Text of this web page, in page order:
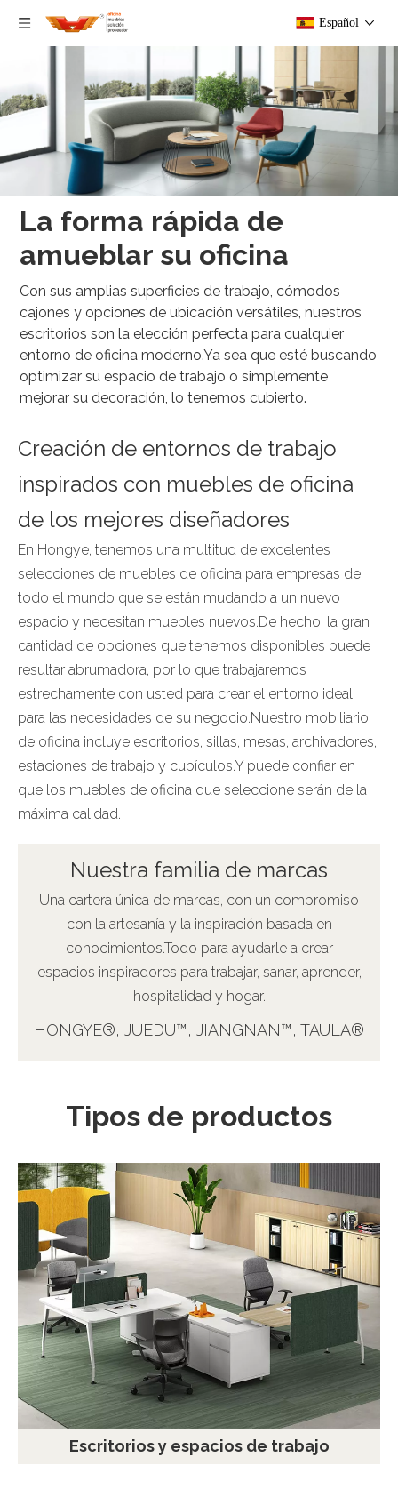
Español
La forma rápida de
amueblar su oficina
Con sus amplias superficies de trabajo, cómodos
cajones y opciones de ubicación versátiles, nuestros
escritorios son la elección perfecta para cualquier
entorno de oficina moderno.Ya sea que esté buscando
optimizar su espacio de trabajo o simplemente
mejorar su decoración, lo tenemos cubierto.​​​​​​​
Creación de entornos de trabajo
inspirados con muebles de oficina
de los mejores diseñadores
En Hongye, tenemos una multitud de excelentes
selecciones de muebles de oficina para empresas de
todo el mundo que se están mudando a un nuevo
espacio y necesitan muebles nuevos.De hecho, la gran
cantidad de opciones que tenemos disponibles puede
resultar abrumadora, por lo que trabajaremos
estrechamente con usted para crear el entorno ideal
para las necesidades de su negocio.Nuestro mobiliario
de oficina incluye escritorios, sillas, mesas, archivadores,
estaciones de trabajo y cubículos.Y puede confiar en
que los muebles de oficina que seleccione serán de la
máxima calidad.
Nuestra familia de marcas
Una cartera única de marcas, con un compromiso
con la artesanía y la inspiración basada en
conocimientos.Todo para ayudarle a crear
espacios inspiradores para trabajar, sanar, aprender,
hospitalidad y hogar.
HONGYE®, JUEDU™, JIANGNAN™, TAULA®
Tipos de productos
Escritorios y espacios de trabajo